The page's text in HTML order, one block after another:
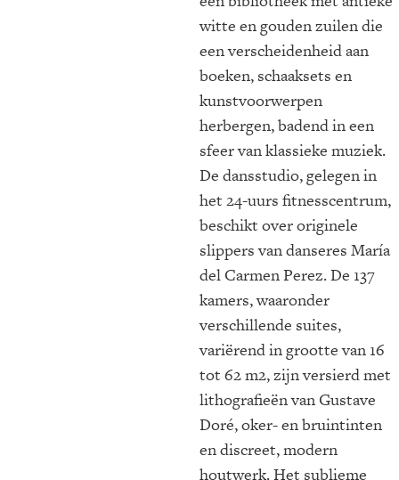
witte en gouden zuilen die
een verscheidenheid aan
boeken, schaaksets en
kunstvoorwerpen
herbergen, badend in een
sfeer van klassieke muziek.
De dansstudio, gelegen in
het 24-uurs fitnesscentrum,
beschikt over originele
slippers van danseres María
del Carmen Perez. De 137
kamers, waaronder
verschillende suites,
variërend in grootte van 16
tot 62 m2, zijn versierd met
lithografieën van Gustave
Doré, oker- en bruintinten
en discreet, modern
houtwerk. Het sublieme